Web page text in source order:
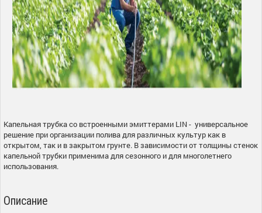
Капельная трубка со встроенными эмиттерами LIN - универсальное
решение при организации полива для различных культур как в
открытом, так и в закрытом грунте. В зависимости от толщины стенок
капельной трубки применима для сезонного и для многолетнего
использования.
Описание